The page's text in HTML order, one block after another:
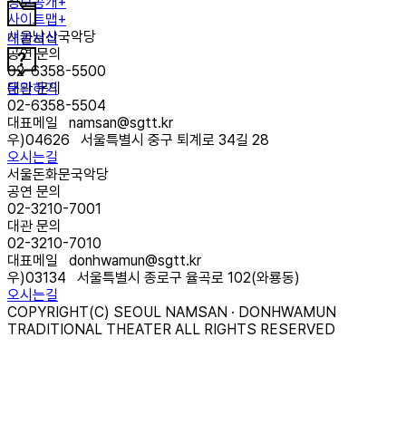
대관서식
문의하기
사이트맵+
서울남산국악당
공연 문의
02-6358-5500
대관 문의
02-6358-5504
대표메일 namsan@sgtt.kr
우)04626
서울특별시 중구 퇴계로 34길 28
오시는길
서울돈화문국악당
공연 문의
02-3210-7001
대관 문의
02-3210-7010
대표메일 donhwamun@sgtt.kr
우)03134
서울특별시 종로구 율곡로 102(와룡동)
오시는길
COPYRIGHT(C) SEOUL NAMSAN · DONHWAMUN
TRADITIONAL THEATER ALL RIGHTS RESERVED